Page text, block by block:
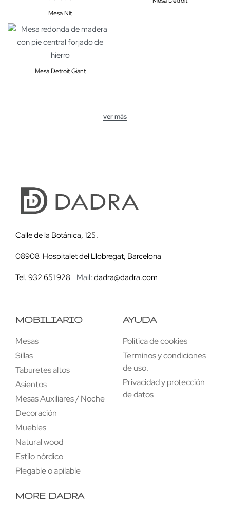
Mesa Nit
Mesa Detroit Giant
Calle de la Botánica, 125.
08908 Hospitalet del Llobregat, Barcelona
Tel. 932 651 928 Mail: dadra@dadra.com
MOBILIARIO
Mesas
Sillas
Taburetes altos
Asientos
Mesas Auxiliares / Noche
Decoración
Muebles
Natural wood
Estilo nórdico
Plegable o apilable
AYUDA
Política de cookies
Terminos y condiciones
de uso.
Privacidad y protección
de datos
MORE DADRA